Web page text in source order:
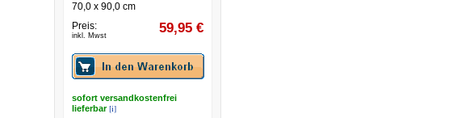
70,0 x 90,0 cm
Preis:
inkl. Mwst 59,95 €
sofort versandkostenfrei
lieferbar[i]